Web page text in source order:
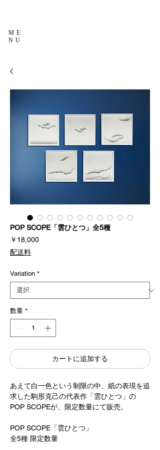
ME
NU
POP SCOPE「雲ひとつ」全5種
￥18,000価
配送料
Variation *
数量 *
カートに追加する
あえて白一色という制限の中、紙の表現を追
求した駒形克己の代表作​「雲ひとつ」の
POP SCOPEが、限定数量にて販売。
POP SCOPE「雲ひとつ」
全5種 限定数量